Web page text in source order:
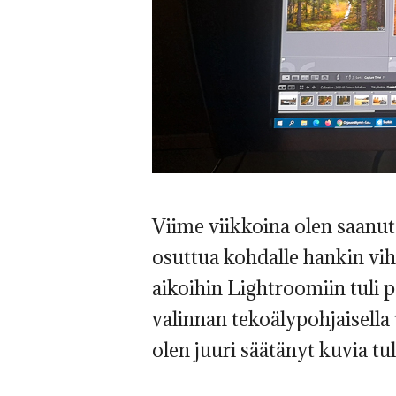
Viime viikkoina olen
osuttua kohdalle hankin
aikoihin Lightroomiin tuli
valinnan
olen juuri säätänyt kuvia